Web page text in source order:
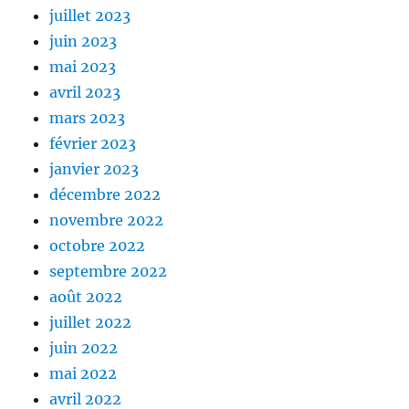
juillet 2023
juin 2023
mai 2023
avril 2023
mars 2023
février 2023
janvier 2023
décembre 2022
novembre 2022
octobre 2022
septembre 2022
août 2022
juillet 2022
juin 2022
mai 2022
avril 2022